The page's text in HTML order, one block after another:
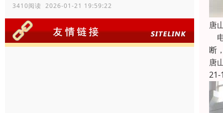
3410阅读 2026-01-21 19:59:22
唐
断
唐
21-